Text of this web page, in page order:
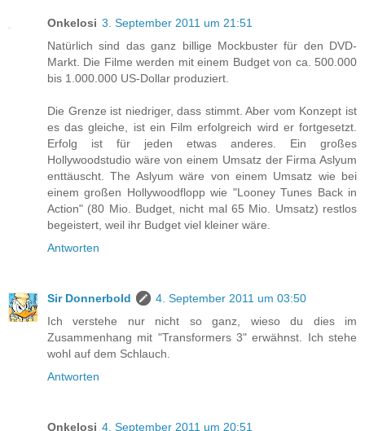
Onkelosi 3. September 2011 um 21:51
Natürlich sind das ganz billige Mockbuster für den DVD-
Markt. Die Filme werden mit einem Budget von ca. 500.000
bis 1.000.000 US-Dollar produziert.
Die Grenze ist niedriger, dass stimmt. Aber vom Konzept ist
es das gleiche, ist ein Film erfolgreich wird er fortgesetzt.
Erfolg ist für jeden etwas anderes. Ein großes
Hollywoodstudio wäre von einem Umsatz der Firma Aslyum
enttäuscht. The Aslyum wäre von einem Umsatz wie bei
einem großen Hollywoodflopp wie "Looney Tunes Back in
Action" (80 Mio. Budget, nicht mal 65 Mio. Umsatz) restlos
begeistert, weil ihr Budget viel kleiner wäre.
Antworten
Sir Donnerbold
4. September 2011 um 03:50
Ich verstehe nur nicht so ganz, wieso du dies im
Zusammenhang mit "Transformers 3" erwähnst. Ich stehe
wohl auf dem Schlauch.
Antworten
Onkelosi 4. September 2011 um 20:51